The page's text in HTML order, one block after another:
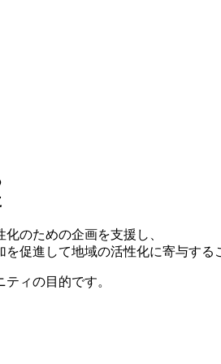
のための企画を支援し、
を促進して地域の活性化に寄与する
ィの目的です。